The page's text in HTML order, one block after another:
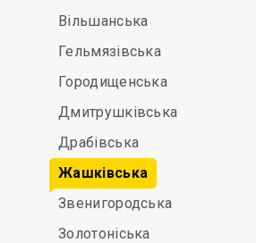
Вільшанська
Гельмязівська
Городищенська
Дмитрушківська
Драбівська
Жашківська
Звенигородська
Золотоніська